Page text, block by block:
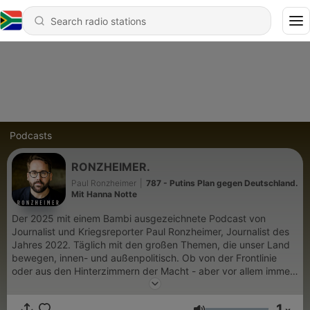
Podcasts
RONZHEIMER.
Paul Ronzheimer
787 - Putins Plan gegen Deutschland.
Mit Hanna Notte
Der 2025 mit einem Bambi ausgezeichnete Podcast von
Journalist und Kriegsreporter Paul Ronzheimer, Journalist des
Jahres 2022. Täglich mit den großen Themen, die unser Land
bewegen, innen- und außenpolitisch. Ob von der Frontlinie
oder aus den Hinterzimmern der Macht - aber vor allem immer
ganz nah dran. Paul gibt Euch Einblicke in die wichtigsten